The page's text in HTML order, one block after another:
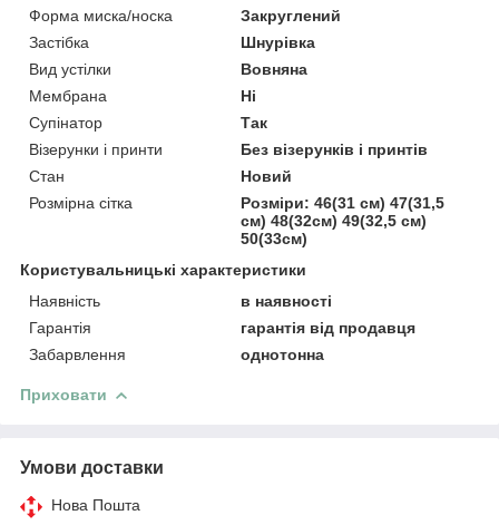
Форма миска/носка
Закруглений
Застібка
Шнурівка
Вид устілки
Вовняна
Мембрана
Ні
Супінатор
Так
Візерунки і принти
Без візерунків і принтів
Стан
Новий
Розмірна сітка
Розміри: 46(31 см) 47(31,5
см) 48(32см) 49(32,5 см)
50(33см)
Користувальницькі характеристики
Наявність
в наявності
Гарантія
гарантія від продавця
Забарвлення
однотонна
Приховати
Умови доставки
Нова Пошта